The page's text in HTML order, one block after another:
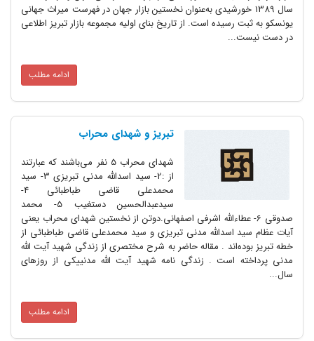
سال 1389 خورشیدی به‌عنوان نخستین بازار جهان در فهرست میراث جهانی
یونسکو به ثبت رسیده ‌است. از تاریخ بنای اولیه مجموعه بازار تبریز اطلاعی
در دست نیست...
ادامه مطلب
تبریز و شهدای محراب
شهدای محراب 5 نفر می‌باشند که عبارتند
از :2- سید اسدالله مدنی تبریزی 3- سید
سیدعبدالحسین دستغیب 5- محمد
صدوقی 6- عطاءالله اشرفی اصفهانی.دوتن از نخستین شهدای محراب یعنی
آیات عظام سید اسدالله مدنی تبریزی و سید محمدعلی قاضی طباطبائی از
خطه تبریز بوده‌اند . مقاله حاضر به شرح مختصری از زندگی شهید آیت الله
مدنی پرداخته است . زندگی نامه شهید آیت الله مدنییکی از روزهای
سال...
ادامه مطلب